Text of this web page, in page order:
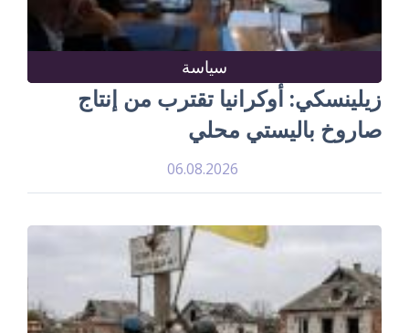
سياسة
زيلينسكي: أوكرانيا تقترب من إنتاج
صاروخ باليستي محلي
06.08.2026